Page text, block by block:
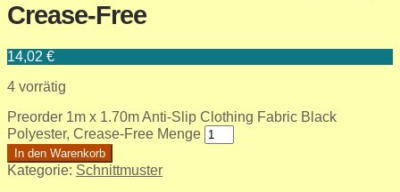
Crease-Free
14,02 €
4 vorrätig
Preorder 1m x 1.70m Anti-Slip Clothing Fabric Black
Polyester, Crease-Free Menge
In den Warenkorb
Kategorie: Schnittmuster